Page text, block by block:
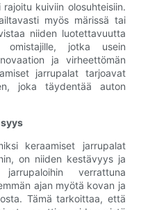
kuiviin olosuhteisiin.
myös märissä tai
niiden luotettavuutta
omistajille, jotka usein
ja virheettömän
jarrupalat tarjoavat
joka täydentää auton
keraamiset jarrupalat
on niiden kestävyys ja
verrattuna
ajan myötä kovan ja
Tämä tarkoittaa, että